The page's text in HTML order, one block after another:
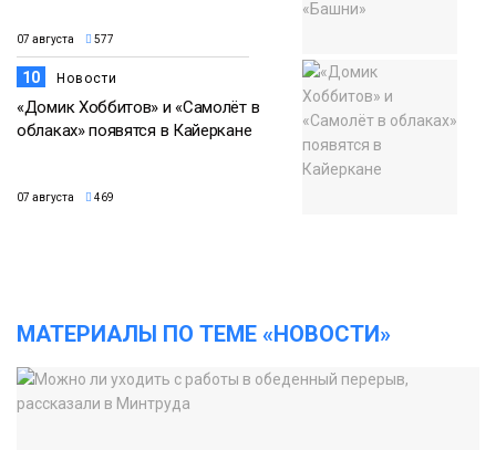
07 августа 577
10 Новости
«Домик Хоббитов» и «Самолёт в
облаках» появятся в Кайеркане
07 августа 469
МАТЕРИАЛЫ ПО ТЕМЕ «НОВОСТИ»